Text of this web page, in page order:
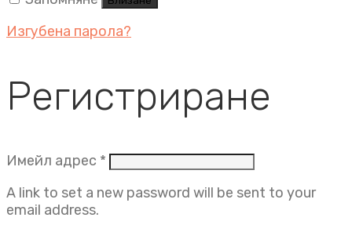
Изгубена парола?
Регистриране
Имейл адрес * Задължително
A link to set a new password will be sent to your
email address.